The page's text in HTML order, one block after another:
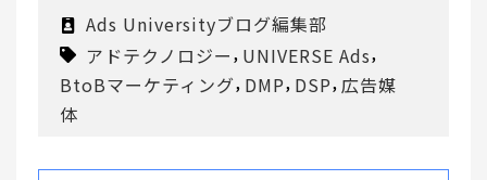
Ads Universityブログ編集部
アドテクノロジー, UNIVERSE Ads,
BtoBマーケティング, DMP, DSP, 広告媒
体